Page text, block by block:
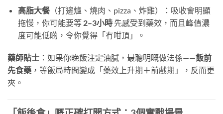
高脂大餐（打邊爐、燒肉、pizza、炸雞）：吸收會明顯
拖慢，你可能要等 2–3小時​ 先感受到藥效，而且峰值濃
度可能低啲，令你覺得「冇咁頂」。
藥師貼士 ：如果你晚飯注定油膩，最聰明嘅做法係——飯前
先食藥 ，等飯局時間變成「藥效上升期＋前戲期」，反而更
夾。